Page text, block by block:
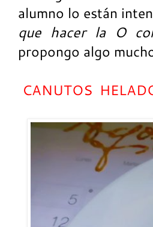
alumno lo están
que hacer la O
propongo algo
CANUTOS